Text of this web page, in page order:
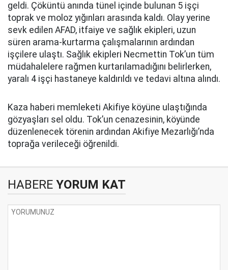
geldi. Çöküntü anında tünel içinde bulunan 5 işçi
toprak ve moloz yığınları arasında kaldı. Olay yerine
sevk edilen AFAD, itfaiye ve sağlık ekipleri, uzun
süren arama-kurtarma çalışmalarının ardından
işçilere ulaştı. Sağlık ekipleri Necmettin Tok’un tüm
müdahalelere rağmen kurtarılamadığını belirlerken,
yaralı 4 işçi hastaneye kaldırıldı ve tedavi altına alındı.
Kaza haberi memleketi Akifiye köyüne ulaştığında
gözyaşları sel oldu. Tok’un cenazesinin, köyünde
düzenlenecek törenin ardından Akifiye Mezarlığı’nda
toprağa verileceği öğrenildi.
HABERE YORUM KAT